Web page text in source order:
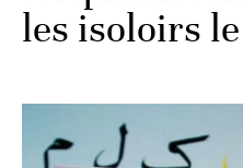
les isoloirs